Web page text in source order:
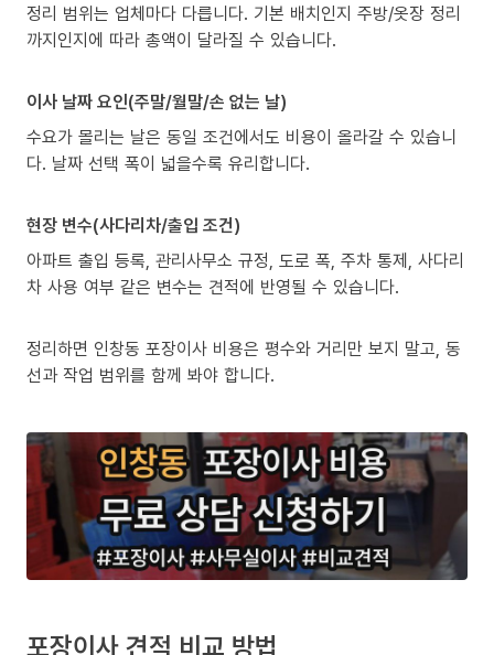
정리 범위는 업체마다 다릅니다. 기본 배치인지 주방/옷장 정리
까지인지에 따라 총액이 달라질 수 있습니다.
이사 날짜 요인(주말/월말/손 없는 날)
수요가 몰리는 날은 동일 조건에서도 비용이 올라갈 수 있습니
다. 날짜 선택 폭이 넓을수록 유리합니다.
현장 변수(사다리차/출입 조건)
아파트 출입 등록, 관리사무소 규정, 도로 폭, 주차 통제, 사다리
차 사용 여부 같은 변수는 견적에 반영될 수 있습니다.
정리하면 인창동 포장이사 비용은 평수와 거리만 보지 말고, 동
선과 작업 범위를 함께 봐야 합니다.
포장이사 견적 비교 방법